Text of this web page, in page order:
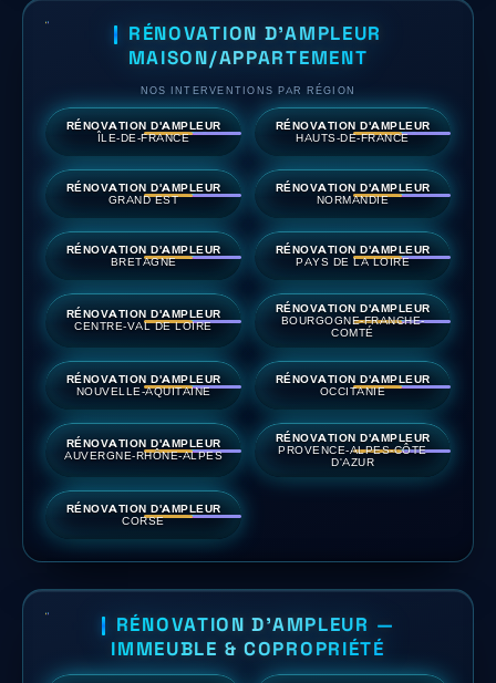
RÉNOVATION D'AMPLEUR
MAISON/APPARTEMENT
NOS INTERVENTIONS PAR RÉGION
RÉNOVATION D'AMPLEUR
ÎLE-DE-FRANCE
RÉNOVATION D'AMPLEUR
HAUTS-DE-FRANCE
RÉNOVATION D'AMPLEUR
GRAND EST
RÉNOVATION D'AMPLEUR
NORMANDIE
RÉNOVATION D'AMPLEUR
BRETAGNE
RÉNOVATION D'AMPLEUR
PAYS DE LA LOIRE
RÉNOVATION D'AMPLEUR
CENTRE-VAL DE LOIRE
RÉNOVATION D'AMPLEUR
BOURGOGNE-FRANCHE-
COMTÉ
RÉNOVATION D'AMPLEUR
NOUVELLE-AQUITAINE
RÉNOVATION D'AMPLEUR
OCCITANIE
RÉNOVATION D'AMPLEUR
AUVERGNE-RHÔNE-ALPES
RÉNOVATION D'AMPLEUR
PROVENCE-ALPES-CÔTE
D'AZUR
RÉNOVATION D'AMPLEUR
CORSE
RÉNOVATION D'AMPLEUR —
IMMEUBLE & COPROPRIÉTÉ